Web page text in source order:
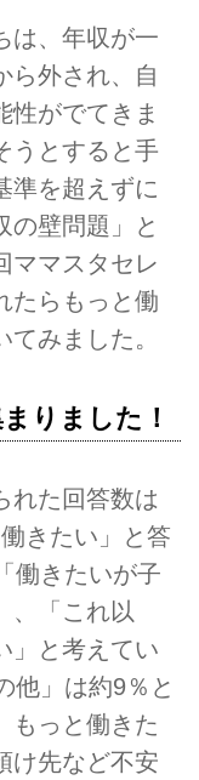
は、年収が一
ら外され、自
性がでてきま
うとすると手
準を超えずに
の壁問題」と
ママスタセレ
たらもっと働
みました。
りました！
れた回答数は
きたい」と答
働きたいが子
、「これ以
」と考えてい
他」は約9％と
もっと働きた
け先など不安